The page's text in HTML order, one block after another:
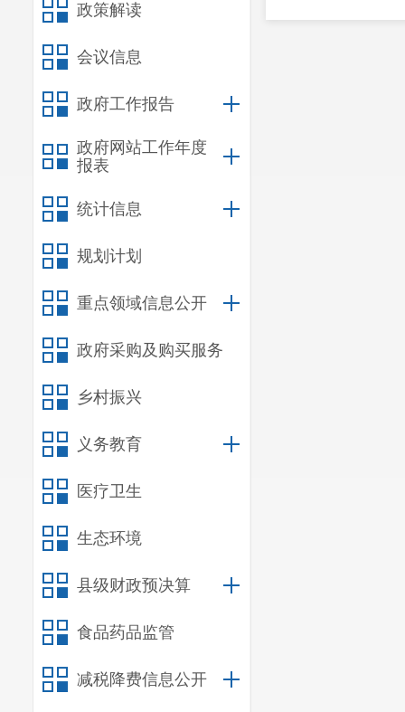
政策解读
会议信息
政府工作报告
政府网站工作年度
报表
统计信息
规划计划
重点领域信息公开
政府采购及购买服务
乡村振兴
义务教育
医疗卫生
生态环境
县级财政预决算
食品药品监管
减税降费信息公开